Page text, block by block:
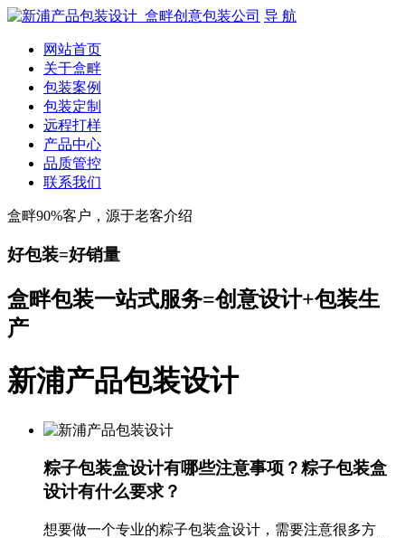
导 航
网站首页
关于盒畔
包装案例
包装定制
远程打样
产品中心
品质管控
联系我们
盒畔90%客户，源于老客介绍
好包装=好销量
盒畔包装一站式服务=创意设计+包装生
产
新浦产品包装设计
粽子包装盒设计有哪些注意事项？粽子包装盒
设计有什么要求？
想要做一个专业的粽子包装盒设计，需要注意很多方